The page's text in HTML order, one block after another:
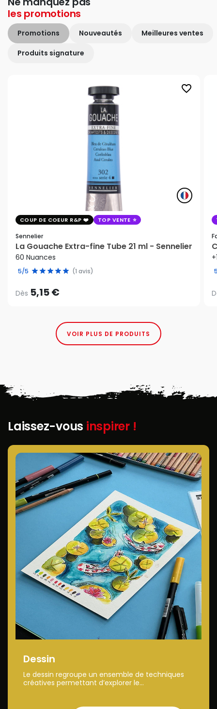
les promotions
Promotions Nouveautés Meilleures ventes
Produits signature
favorite_border
COUP DE COEUR R&P TOP VENTE
Sennelier
La Gouache Extra-fine Tube 21 ml - Sennelier
60 Nuances
5/5 (1 avis)
Dès 5,15 €
VOIR PLUS DE PRODUITS
Laissez-vous inspirer !
Dessin
Le dessin regroupe un ensemble de techniques
créatives permettant d’explorer le...